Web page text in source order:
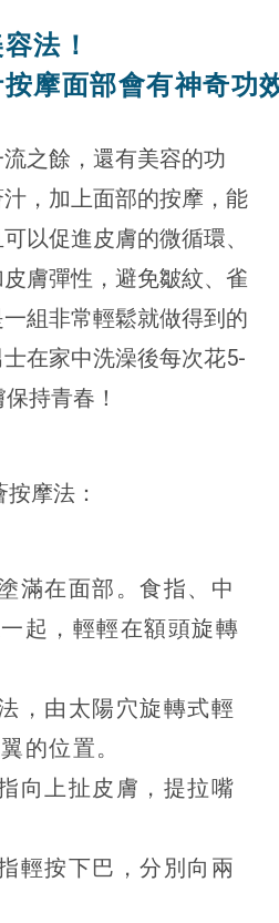
法！
摩面部會有神奇功
之餘，還有美容的功
，加上面部的按摩，能
以促進皮膚的微循環、
膚彈性，避免皺紋、雀
組非常輕鬆就做得到的
在家中洗澡後每次花5-
持青春！
按摩法：
滿在面部。食指、中
起，輕輕在額頭旋轉
，由太陽穴旋轉式輕
的位置。
向上扯皮膚，提拉嘴
輕按下巴，分別向兩